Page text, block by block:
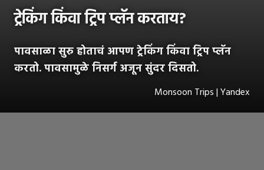
ट्रेकिंग किंवा ट्रिप प्लॅन करताय?
पावसाळा सुरु होताचं आपण ट्रेकिंग किंवा ट्रिप प्लॅन
करतो. पावसामुळे निसर्ग अजून सुंदर दिसतो.
Monsoon Trips | Yandex